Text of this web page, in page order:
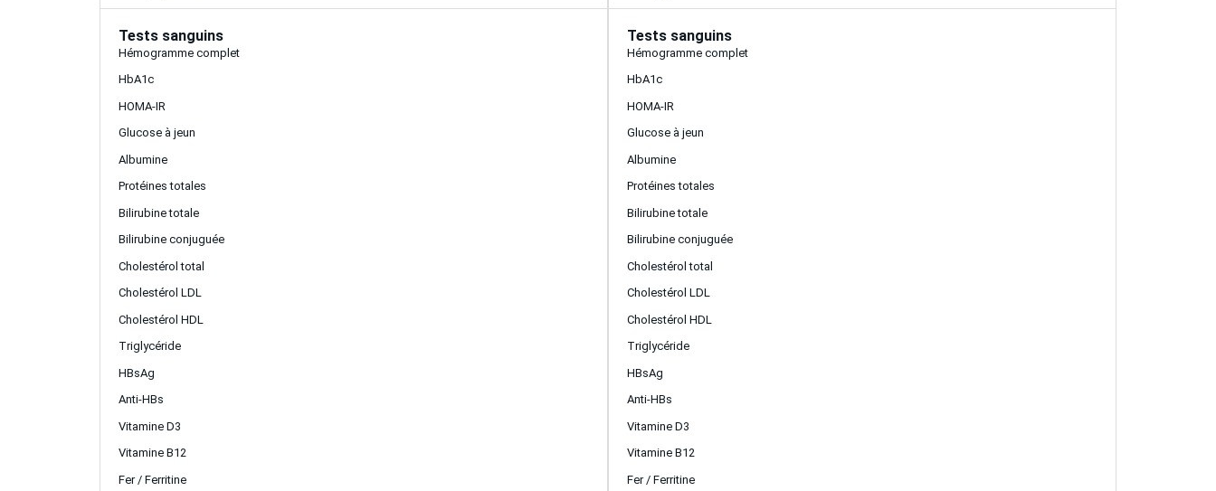
Tests sanguins
Hémogramme complet
HbA1c
HOMA-IR
Glucose à jeun
Albumine
Protéines totales
Bilirubine totale
Bilirubine conjuguée
Cholestérol total
Cholestérol LDL
Cholestérol HDL
Triglycéride
HBsAg
Anti-HBs
Vitamine D3
Vitamine B12
Fer / Ferritine
Tests sanguins
Hémogramme complet
HbA1c
HOMA-IR
Glucose à jeun
Albumine
Protéines totales
Bilirubine totale
Bilirubine conjuguée
Cholestérol total
Cholestérol LDL
Cholestérol HDL
Triglycéride
HBsAg
Anti-HBs
Vitamine D3
Vitamine B12
Fer / Ferritine